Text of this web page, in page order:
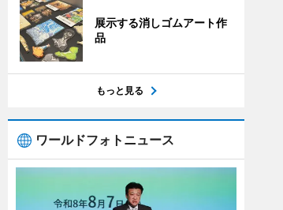
展示する消しゴムアート作
品
もっと見る
ワールドフォトニュース